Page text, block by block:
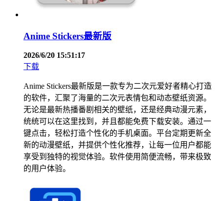
Anime Stickers最新版
2026/6/20 15:51:17
下载
Anime Stickers最新版是一款专为二次元爱好者精心打造
的软件，汇聚了海量的二次元表情包和动态壁纸资源。
无论是最新热播番剧相关的壁纸，还是经典动漫元素，
统统可以在这里找到，并且都能免费下载安装。通过一
键点击，轻松打造个性化的手机桌面。平台定期更新全
新的动漫壁纸，并提供个性化推荐，让每一位用户都能
享受到独特的视觉体验。软件使用简便流畅，带来极致
的用户体验。